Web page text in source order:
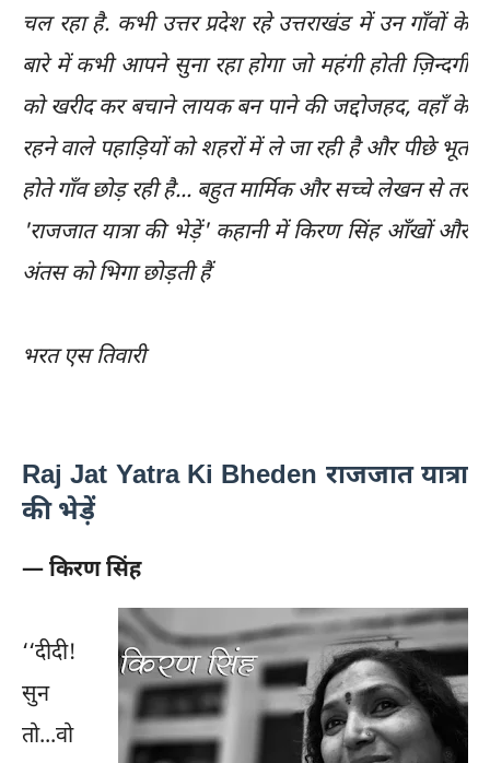
चल रहा है. कभी उत्तर प्रदेश रहे उत्तराखंड में उन गाँवों के
बारे में कभी आपने सुना रहा होगा जो महंगी होती ज़िन्दगी
को खरीद कर बचाने लायक बन पाने की जद्दोजहद, वहाँ के
रहने वाले पहाड़ियों को शहरों में ले जा रही है और पीछे भूत
होते गाँव छोड़ रही है... बहुत मार्मिक और सच्चे लेखन से तर
'राजजात यात्रा की भेड़ें' कहानी में किरण सिंह आँखों और
अंतस को भिगा छोड़ती हैं
भरत एस तिवारी
Raj Jat Yatra Ki Bheden राजजात यात्रा
की भेड़ें
— किरण सिंह
‘‘दीदी!
सुन
तो...वो